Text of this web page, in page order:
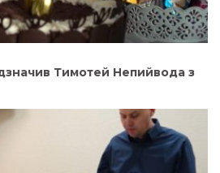
Тимотей Непийвода з